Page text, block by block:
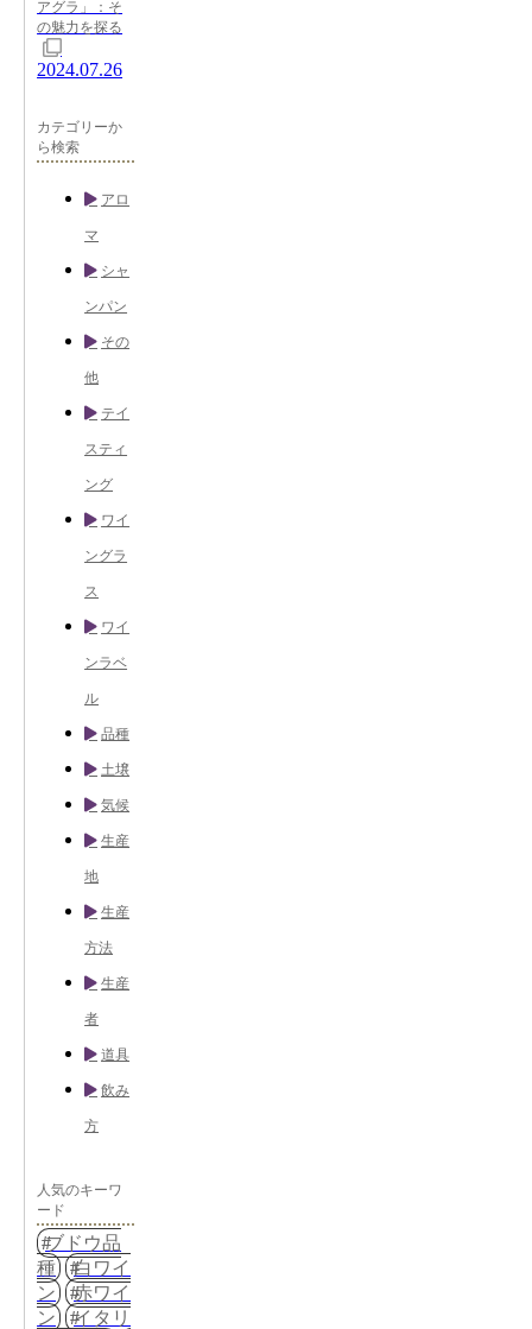
アグラ」：そ
の魅力を探る
2024.07.26
カテゴリーか
ら検索
アロ
マ
シャ
ンパン
その
他
テイ
スティ
ング
ワイ
ングラ
ス
ワイ
ンラベ
ル
品種
土壌
気候
生産
地
生産
方法
生産
者
道具
飲み
方
人気のキーワ
ード
ブドウ品
種
白ワイ
ン
赤ワイ
ン
イタリ